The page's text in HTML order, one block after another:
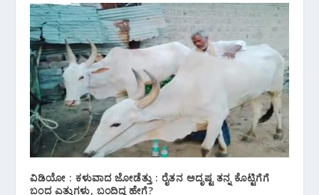
ವಿಡಿಯೋ : ಕಳುವಾದ ಜೋಡೆತ್ತು : ರೈತನ ಅದೃಷ್ಟ ತನ್ನ ಕೊಟ್ಟಿಗೆಗೆ
ಬಂದ ಎತ್ತುಗಳು, ಬಂದಿದ್ದ ಹೇಗೆ?